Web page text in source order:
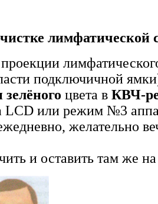
лимфатической
подключичной
цвета в КВЧ-
LCD или режим №3
желательно
и оставить там же